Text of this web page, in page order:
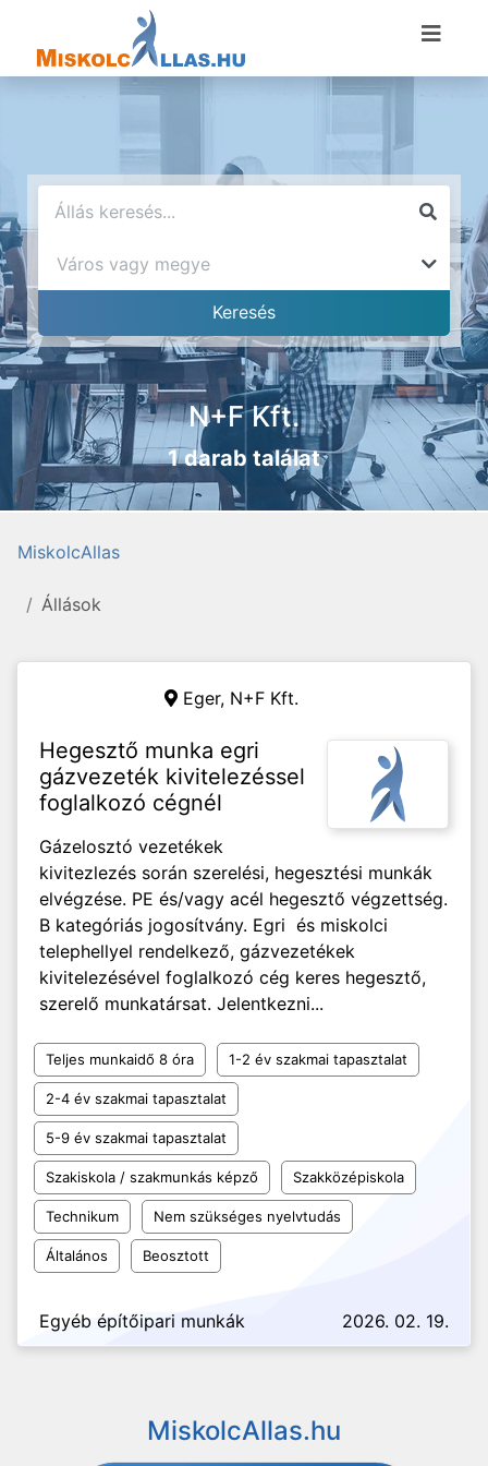
N+F Kft.
1 darab találat
MiskolcAllas
Állások
Eger, N+F Kft.
Hegesztő munka egri
gázvezeték kivitelezéssel
foglalkozó cégnél
Gázelosztó vezetékek
kivitezlezés során szerelési, hegesztési munkák
elvégzése. PE és/vagy acél hegesztő végzettség.
B kategóriás jogosítvány. Egri és miskolci
telephellyel rendelkező, gázvezetékek
kivitelezésével foglalkozó cég keres hegesztő,
szerelő munkatársat. Jelentkezni...
Teljes munkaidő 8 óra 1-2 év szakmai tapasztalat
2-4 év szakmai tapasztalat
5-9 év szakmai tapasztalat
Szakiskola / szakmunkás képző Szakközépiskola
Technikum Nem szükséges nyelvtudás
Általános Beosztott
Egyéb építőipari munkák 2026. 02. 19.
MiskolcAllas.hu